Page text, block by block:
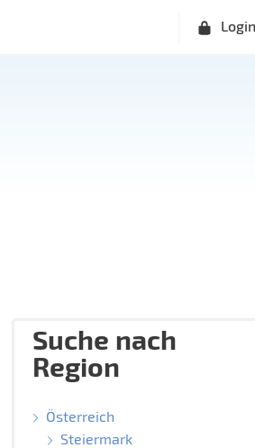
Login
Suche nach
Region
Österreich
Steiermark